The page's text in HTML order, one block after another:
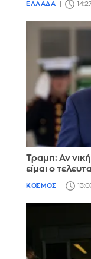
ΕΛΛΑΔΑ
Τραμπ: Αν
είμαι ο
ΚΟΣΜΟΣ